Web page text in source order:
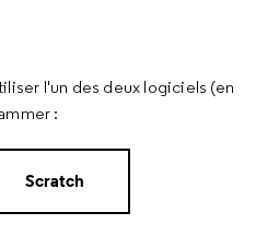
l'un des deux logiciels (en
:
Scratch